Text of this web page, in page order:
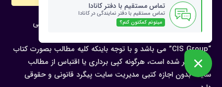
کلیه حقوق مادی و معنوی سایت متعلق به “گروه بین المللی
تحصیل کانادا” یا
“CIS Group” می باشد و با توجه باینکه کلیه مطالب بصورت کتاب
نیز منتشر شده است، هرگونه كپی برداری یا اقتباس از مطالب
سایت بدون اجازه كتبی مدیریت سایت پیگرد قانونی و حقوقی
تماس مستقیم با دفتر کانادا
تماس مستقیم با دفتر نمایندگی در کانادا
میتونم کمکتون کنم؟